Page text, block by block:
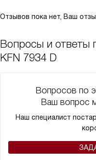
Отзывов пока нет, Ваш
Вопросы и ответы
KFN 7934 D
Вопросов по
Ваш вопрос
Наш специалист